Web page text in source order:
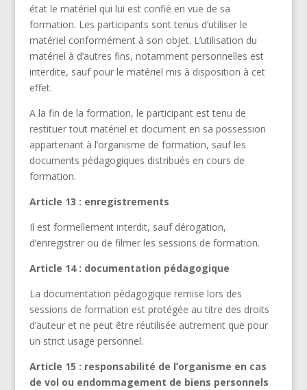
état le matériel qui lui est confié en vue de sa
formation. Les participants sont tenus d’utiliser le
matériel conformément à son objet. L’utilisation du
matériel à d’autres fins, notamment personnelles est
interdite, sauf pour le matériel mis à disposition à cet
effet.
A la fin de la formation, le participant est tenu de
restituer tout matériel et document en sa possession
appartenant à l’organisme de formation, sauf les
documents pédagogiques distribués en cours de
formation.
Article 13 : enregistrements
Il est formellement interdit, sauf dérogation,
d’enregistrer ou de filmer les sessions de formation.
Article 14 : documentation pédagogique
La documentation pédagogique remise lors des
sessions de formation est protégée au titre des droits
d’auteur et ne peut être réutilisée autrement que pour
un strict usage personnel.
Article 15 : responsabilité de l’organisme en cas
de vol ou endommagement de biens personnels